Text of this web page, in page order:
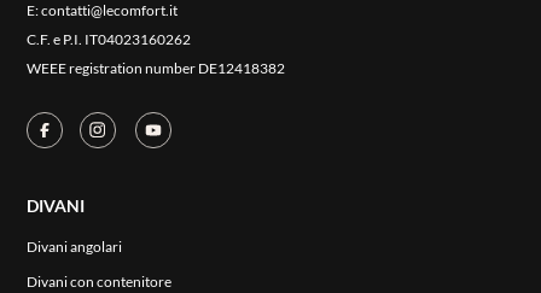
E:contatti@lecomfort.it
C.F. e P.I. IT04023160262
WEEE registration number DE12418382
DIVANI
Divani angolari
Divani con contenitore